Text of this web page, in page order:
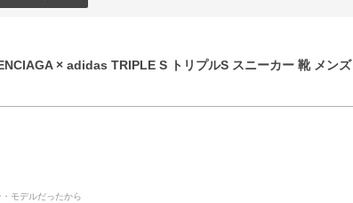
× adidas TRIPLE S トリプルS スニーカー 靴 メンズ
モデルだったから